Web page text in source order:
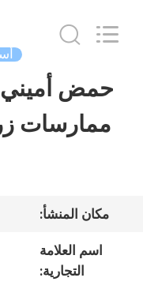
الصفحة
الرئيسية
أشرطة
Sichuan
Shihong
مكان المنشأ:
اسم العلامة
التجارية: